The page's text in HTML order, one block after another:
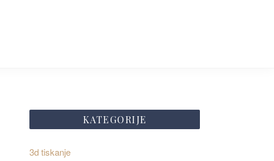
KATEGORIJE
3d tiskanje